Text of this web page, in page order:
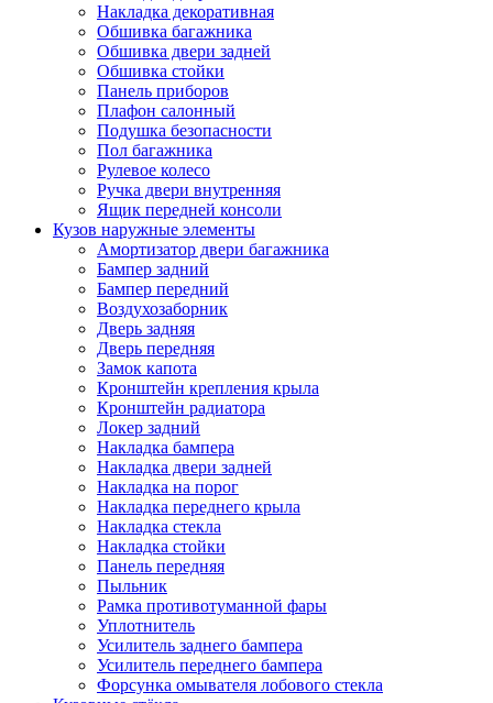
Накладка декоративная
Обшивка багажника
Обшивка двери задней
Обшивка стойки
Панель приборов
Плафон салонный
Подушка безопасности
Пол багажника
Рулевое колесо
Ручка двери внутренняя
Ящик передней консоли
Кузов наружные элементы
Амортизатор двери багажника
Бампер задний
Бампер передний
Воздухозаборник
Дверь задняя
Дверь передняя
Замок капота
Кронштейн крепления крыла
Кронштейн радиатора
Локер задний
Накладка бампера
Накладка двери задней
Накладка на порог
Накладка переднего крыла
Накладка стекла
Накладка стойки
Панель передняя
Пыльник
Рамка противотуманной фары
Уплотнитель
Усилитель заднего бампера
Усилитель переднего бампера
Форсунка омывателя лобового стекла